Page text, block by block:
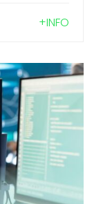
+INFO